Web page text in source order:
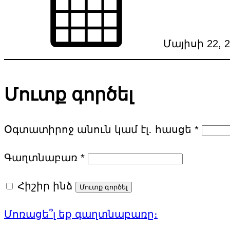
Մայիսի 22,
Մուտք գործել
Օգտատիրոջ անուն կամ էլ․ հասցե *
Գաղտնաբառ *Պարտադիր
Հիշիր ինձ Մուտք գործել
Մոռացե՞լ եք գաղտնաբառը։